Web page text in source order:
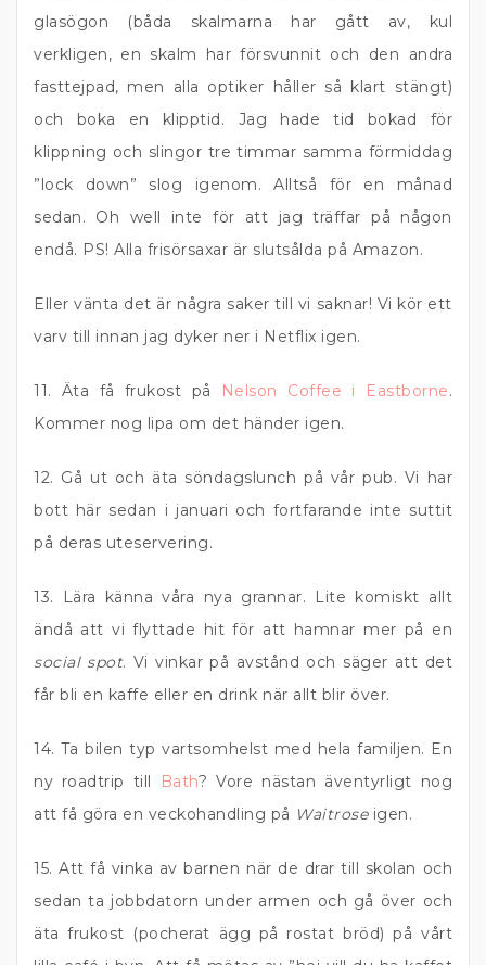
glasögon (båda skalmarna har gått av, kul
verkligen, en skalm har försvunnit och den andra
fasttejpad, men alla optiker håller så klart stängt)
och boka en klipptid. Jag hade tid bokad för
klippning och slingor tre timmar samma förmiddag
”lock down” slog igenom. Alltså för en månad
sedan. Oh well inte för att jag träffar på någon
endå. PS! Alla frisörsaxar är slutsålda på Amazon.
Eller vänta det är några saker till vi saknar! Vi kör ett
varv till innan jag dyker ner i Netflix igen.
11. Äta få frukost på Nelson Coffee i Eastborne.
Kommer nog lipa om det händer igen.
12. Gå ut och äta söndagslunch på vår pub. Vi har
bott här sedan i januari och fortfarande inte suttit
på deras uteservering.
13. Lära känna våra nya grannar. Lite komiskt allt
ändå att vi flyttade hit för att hamnar mer på en
social spot. Vi vinkar på avstånd och säger att det
får bli en kaffe eller en drink när allt blir över.
14. Ta bilen typ vartsomhelst med hela familjen. En
ny roadtrip till
Bath? Vore nästan äventyrligt nog
att få göra en veckohandling på Waitroseigen.
15. Att få vinka av barnen när de drar till skolan och
sedan ta jobbdatorn under armen och gå över och
äta frukost (pocherat ägg på rostat bröd) på vårt